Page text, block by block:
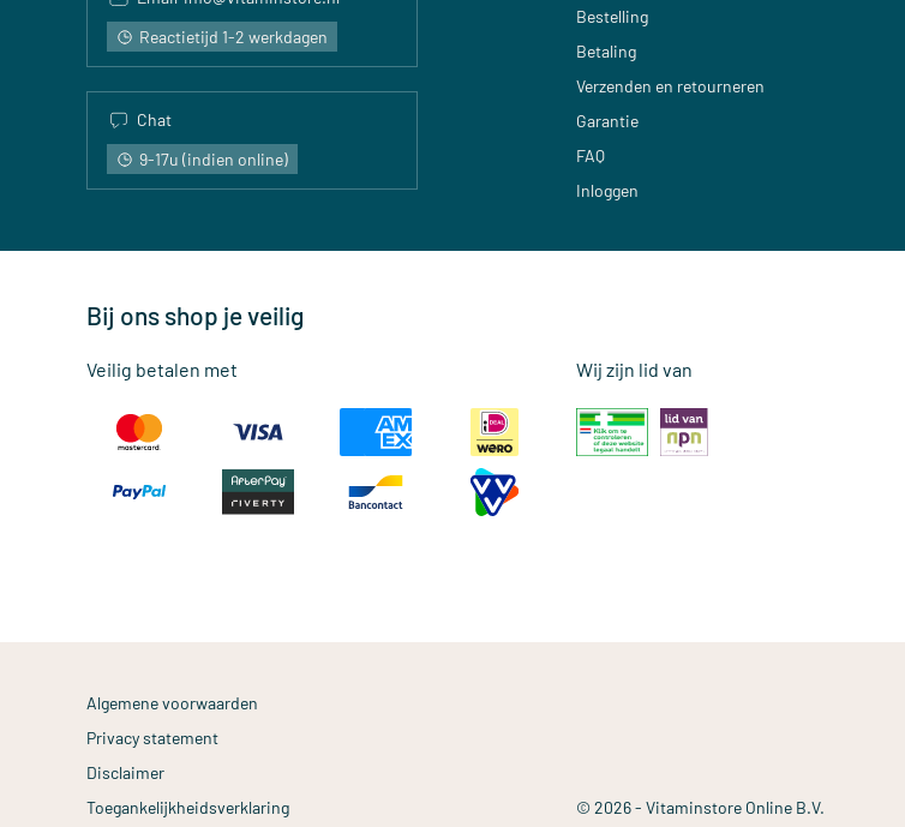
Reactietijd 1-2 werkdagen
Chat
9-17u (indien online)
Bestelling
Betaling
Verzenden en retourneren
Garantie
FAQ
Inloggen
Bij ons shop je veilig
Veilig betalen met Wij zijn lid van
Algemene voorwaarden
Privacy statement
Disclaimer
Toegankelijkheidsverklaring
© 2026 - Vitaminstore Online B.V.